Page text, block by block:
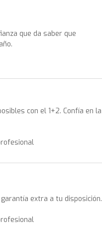
que da saber que
con el 1+2. Confía en la
extra a tu disposición.